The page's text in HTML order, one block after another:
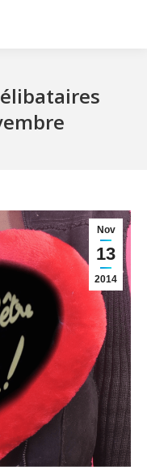
Nov
13
2014